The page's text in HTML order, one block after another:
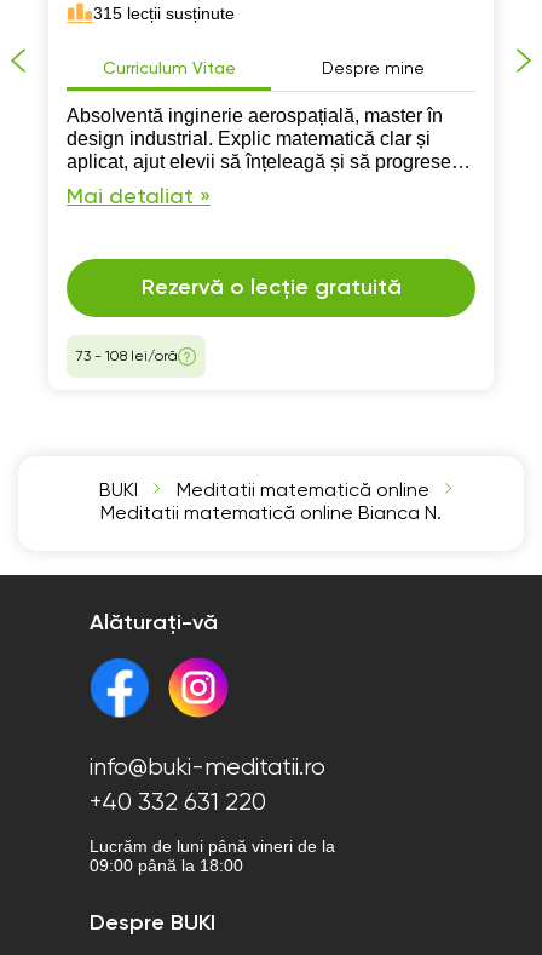
315 lecții susținute
Curriculum Vitae Despre mine
Absolventă inginerie aerospațială, master în
design industrial. Explic matematică clar și
aplicat, ajut elevii să înțeleagă și să progreseze
rapid.
Mai detaliat »
Rezervă o lecție gratuită
73 - 108 lei/oră
BUKI
Meditatii matematică online
Meditatii matematică online Bianca N.
Alăturați-vă
info@buki-meditatii.ro
+40 332 631 220
Lucrăm de luni până vineri de la
09:00 până la 18:00
Despre BUKI